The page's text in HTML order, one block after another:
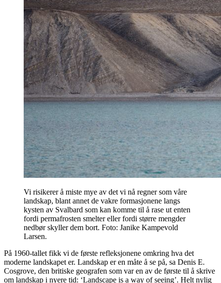
Vi risikerer å miste mye av det vi nå regner som våre
landskap, blant annet de vakre formasjonene langs
kysten av Svalbard som kan komme til å rase ut enten
fordi permafrosten smelter eller fordi større mengder
nedbør skyller dem bort. Foto: Janike Kampevold
Larsen.
På 1960-tallet fikk vi de første refleksjonene omkring hva det
moderne landskapet er. Landskap er en måte å se på, sa Denis E.
Cosgrove, den britiske geografen som var en av de første til å skrive
om landskap i nyere tid: ‘Landscape is a way of seeing’. Helt nylig